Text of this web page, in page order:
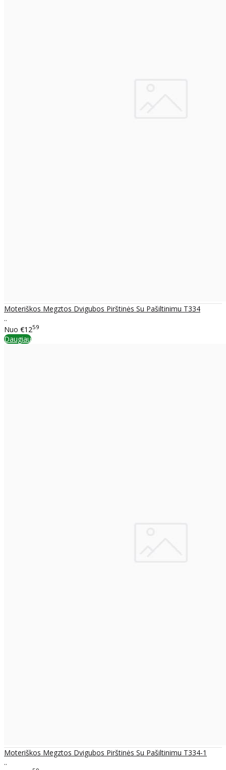
Moteriškos Megztos Dvigubos Pirštinės Su Pašiltinimu T334
..
Nuo €1259
Daugiau
Moteriškos Megztos Dvigubos Pirštinės Su Pašiltinimu T334-1
..